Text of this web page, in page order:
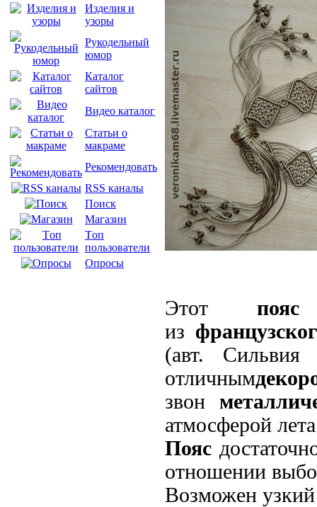
Изделия и
узоры
Рукодельный
юмор
Каталог
сайтов
Видео каталог
Статьи о
макраме
Рекомендовать
RSS каналы
Поиск
Магазин
Tоп
пользователи
Опросы
Этот пояс-
из
(авт.
отличным
звон
атмосферой
Пояс
отношении
Возможен узкий